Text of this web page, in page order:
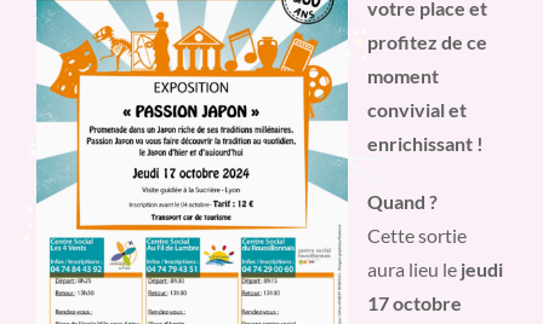
votre place et
profitez de ce
moment
convivial et
enrichissant !
Quand ?
Cette sortie
aura lieu le jeudi
17 octobre